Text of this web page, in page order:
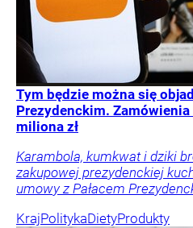
Tym będzie można się
Prezydenckim.
miliona zł
Karambola, kumkwat i dziki
zakupowej prezydenckiej
umowy z Pałacem
KrajPolitykaDietyProdukty